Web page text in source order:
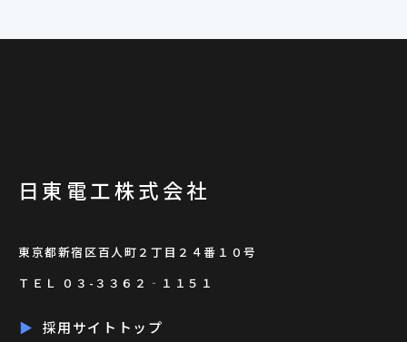
日東電工株式会社
東京都新宿区百人町２丁目２４番１０号
ＴＥＬ ０３-３３６２‐１１５１
採用サイトトップ